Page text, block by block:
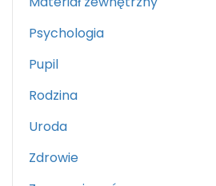
Psychologia
Pupil
Rodzina
Uroda
Zdrowie